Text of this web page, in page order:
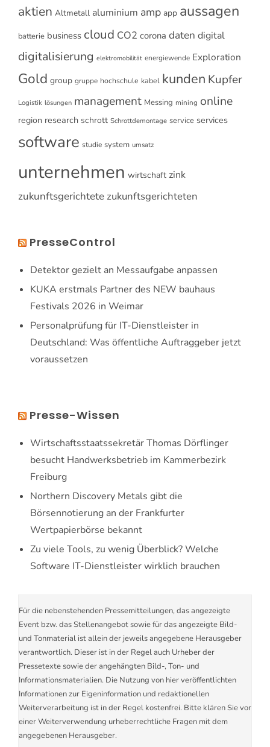
aktien Altmetall aluminium amp app aussagen
batterie business cloud CO2 corona daten digital
digitalisierung elektromobilität energiewende Exploration
Gold group gruppe hochschule kabel kunden Kupfer
Logistik lösungen management Messing mining online
region research schrott Schrottdemontage service services
software studie system umsatz
unternehmen wirtschaft zink
zukunftsgerichtete zukunftsgerichteten
PresseControl
Detektor gezielt an Messaufgabe anpassen
KUKA erstmals Partner des NEW bauhaus
Festivals 2026 in Weimar
Personalprüfung für IT-Dienstleister in
Deutschland: Was öffentliche Auftraggeber jetzt
voraussetzen
Presse-Wissen
Wirtschaftsstaatssekretär Thomas Dörflinger
besucht Handwerksbetrieb im Kammerbezirk
Freiburg
Northern Discovery Metals gibt die
Börsennotierung an der Frankfurter
Wertpapierbörse bekannt
Zu viele Tools, zu wenig Überblick? Welche
Software IT-Dienstleister wirklich brauchen
Für die nebenstehenden Pressemitteilungen, das angezeigte
Event bzw. das Stellenangebot sowie für das angezeigte Bild-
und Tonmaterial ist allein der jeweils angegebene Herausgeber
verantwortlich. Dieser ist in der Regel auch Urheber der
Pressetexte sowie der angehängten Bild-, Ton- und
Informationsmaterialien. Die Nutzung von hier veröffentlichten
Informationen zur Eigeninformation und redaktionellen
Weiterverarbeitung ist in der Regel kostenfrei. Bitte klären Sie vor
einer Weiterverwendung urheberrechtliche Fragen mit dem
angegebenen Herausgeber.